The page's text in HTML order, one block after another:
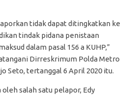
tidak dapat ditingkatkan ke
tindak pidana penistaan
dalam pasal 156 a KUHP,”
Dirreskrimum Polda Metro
Seto, tertanggal 6 April 2020 itu.
salah satu pelapor, Edy